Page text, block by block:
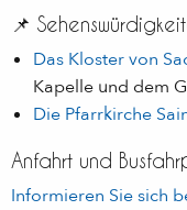
📌
Das Kloster von
Kapelle und dem
Die Pfarrkirche
Anfahrt und
Informieren Sie sich